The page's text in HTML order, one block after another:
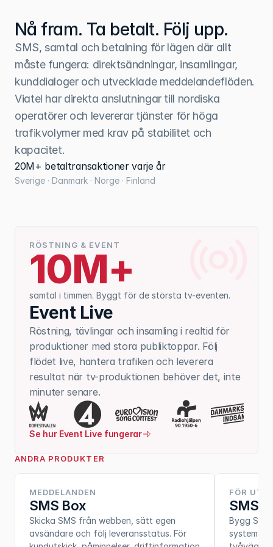
Nå fram. Ta betalt. Följ upp.
SMS, samtal och betalning för lägen där allt
måste fungera: direktsändningar, insamlingar,
kunddialoger och utvecklade meddelandeflöden.
Viatel har direkta anslutningar till nordiska
operatörer och levererar tjänster för höga
trafikvolymer med krav på stabilitet och
kapacitet.
20M+ betaltransaktioner varje år
Sverige · Danmark · Norge · Finland
RÖSTNING & EVENT
10M+
samtal i timmen. Byggt för de största tv-eventen.
Event Live
Röstning, tävlingar och insamling i realtid för
produktioner med stora publiktoppar. Följ
flödet live, hantera trafiken och leverera
resultat när tv-produktionen behöver det, inte
minuter senare.
Se hur Event Live fungerar
ANDRA PRODUKTER
MEDDELANDEN
SMS Box
Skicka SMS från webben, sätt egen
avsändare och följ leveransstatus. För
FÖR
SMS
Bygg
system: